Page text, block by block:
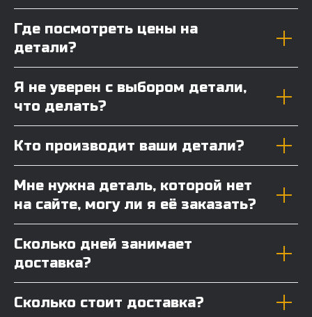
Где посмотреть цены на
детали?
Я не уверен с выбором детали,
что делать?
Кто производит ваши детали?
Мне нужна деталь, которой нет
на сайте, могу ли я её заказать?
Сколько дней занимает
доставка?
Сколько стоит доставка?